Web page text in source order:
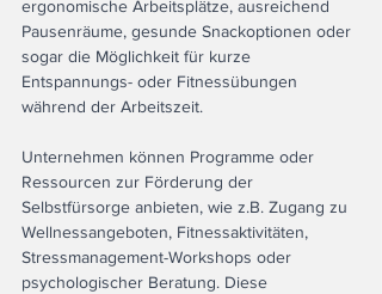
ergonomische Arbeitsplätze, ausreichend
Pausenräume, gesunde Snackoptionen oder
sogar die Möglichkeit für kurze
Entspannungs- oder Fitnessübungen
während der Arbeitszeit.
Unternehmen können Programme oder
Ressourcen zur Förderung der
Selbstfürsorge anbieten, wie z.B. Zugang zu
Wellnessangeboten, Fitnessaktivitäten,
Stressmanagement-Workshops oder
psychologischer Beratung. Diese